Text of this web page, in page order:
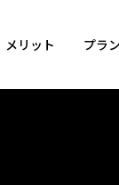
メリット プラ